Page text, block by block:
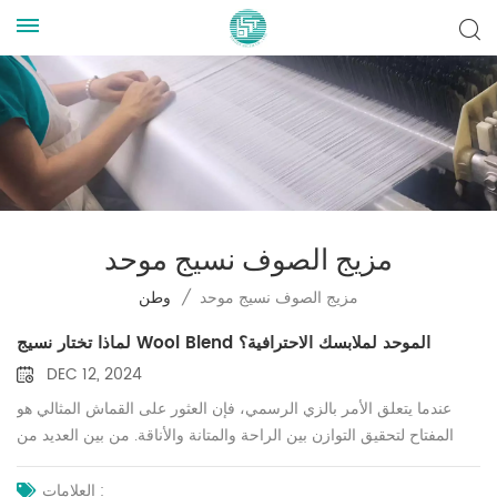
مزيج الصوف نسيج موحد
وطن / مزيج الصوف نسيج موحد
لماذا تختار نسيج Wool Blend الموحد لملابسك الاحترافية؟
DEC 12, 2024
عندما يتعلق الأمر بالزي الرسمي، فإن العثور على القماش المثالي هو
المفتاح لتحقيق التوازن بين الراحة والمتانة والأناقة. من بين العديد من
الخيارات المتاحة، يبرز النسيج الموحد المصنوع من مزيج الصوف كخيار
أفضل للصناعات التي تتطلب ملابس احترافية وعملية. دعنا نستكشف لماذا
العلامات :